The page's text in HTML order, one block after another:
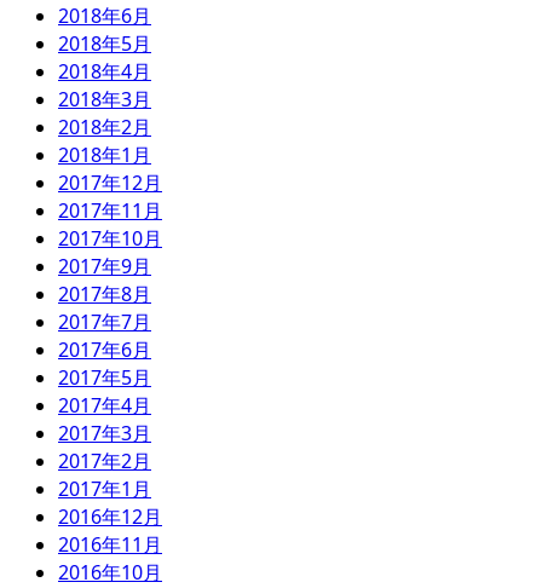
2018年6月
2018年5月
2018年4月
2018年3月
2018年2月
2018年1月
2017年12月
2017年11月
2017年10月
2017年9月
2017年8月
2017年7月
2017年6月
2017年5月
2017年4月
2017年3月
2017年2月
2017年1月
2016年12月
2016年11月
2016年10月